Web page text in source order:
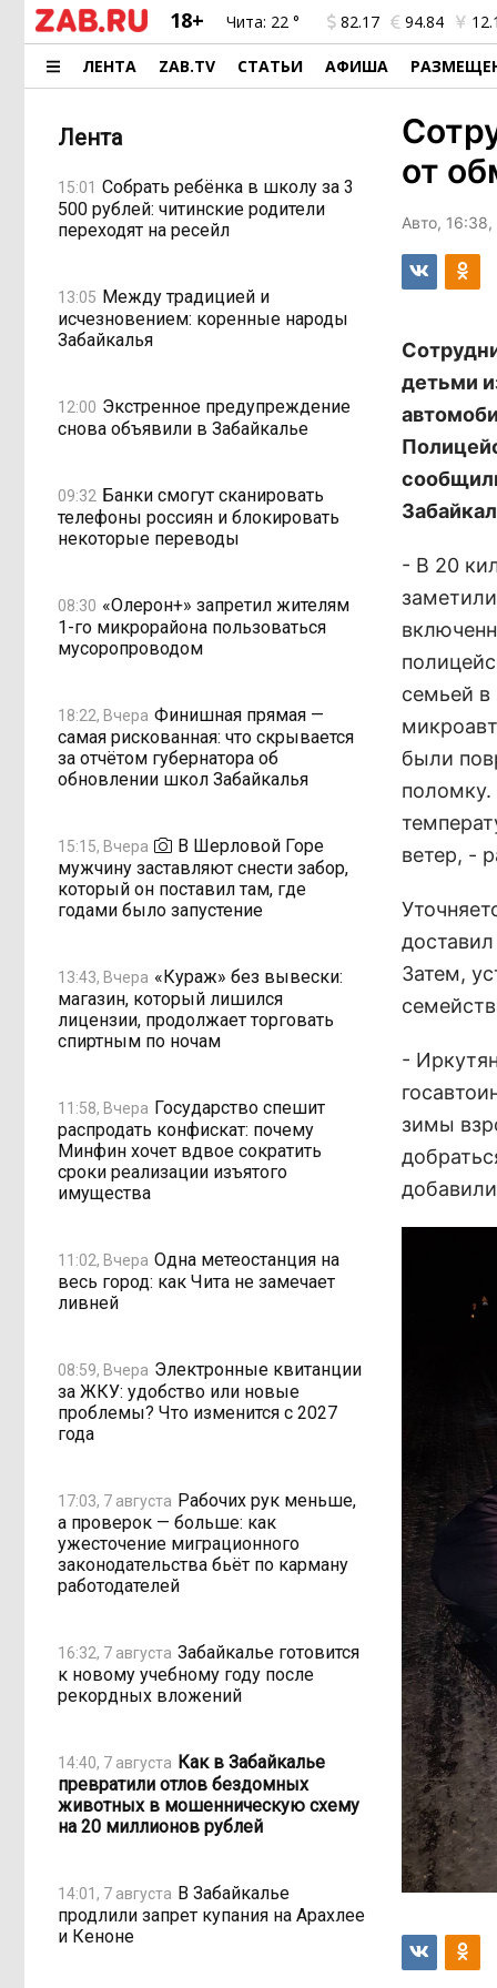
18+ Чита: 22 ° 82.17 94.84
ЛЕНТА ZAB.TV СТАТЬИ АФИША
Лента
15:01 Собрать ребёнка в школу за 3
500 рублей: читинские родители
переходят на ресейл
13:05 Между традицией и
исчезновением: коренные народы
Забайкалья
12:00 Экстренное предупреждение
снова объявили в Забайкалье
09:32 Банки смогут сканировать
телефоны россиян и блокировать
некоторые переводы
08:30 «Олерон+» запретил жителям
1-го микрорайона пользоваться
мусоропроводом
18:22, Вчера Финишная прямая —
самая рискованная: что скрывается
за отчётом губернатора об
обновлении школ Забайкалья
15:15, Вчера
В Шерловой Горе
мужчину заставляют снести забор,
который он поставил там, где
годами было запустение
13:43, Вчера «Кураж» без вывески:
магазин, который лишился
лицензии, продолжает торговать
спиртным по ночам
11:58, Вчера Государство спешит
распродать конфискат: почему
Минфин хочет вдвое сократить
сроки реализации изъятого
имущества
11:02, Вчера Одна метеостанция на
весь город: как Чита не замечает
ливней
08:59, Вчера Электронные квитанции
за ЖКУ: удобство или новые
проблемы? Что изменится с 2027
года
17:03, 7 августа Рабочих рук меньше,
а проверок — больше: как
ужесточение миграционного
законодательства бьёт по карману
работодателей
16:32, 7 августа Забайкалье готовится
к новому учебному году после
рекордных вложений
14:40, 7 августа Как в Забайкалье
превратили отлов бездомных
животных в мошенническую схему
на 20 миллионов рублей
14:01, 7 августа В Забайкалье
продлили запрет купания на Арахлее
и Кеноне
от
Авто,
детьми
- В 20
семьей в
были
поломку.
ветер, -
Затем,
-
зимы